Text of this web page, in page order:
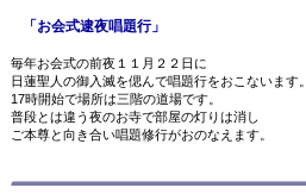
「お会式逮夜唱題行」
毎年お会式の前夜１１月２２日に
日蓮聖人の御入滅を偲んで唱題行をおこないます。
17時開始で場所は三階の道場です。
普段とは違う夜のお寺で部屋の灯りは消し
ご本尊と向き合い唱題修行がおのなえます。